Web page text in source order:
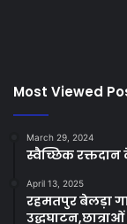
Most Viewed
March 29, 2024
स्वैच्छिक
April 13, 2025
रहमतपुर बेलड़ा